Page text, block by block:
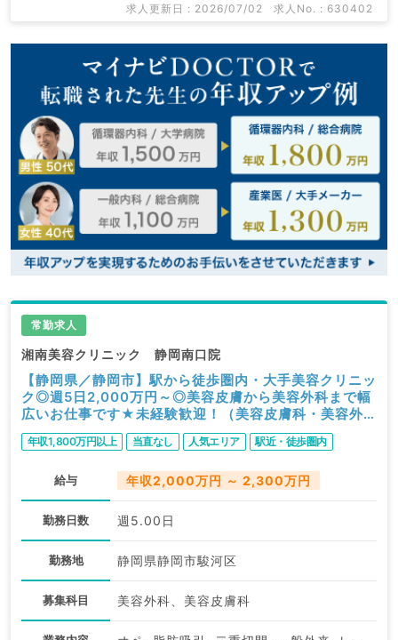
求人更新日 : 2026/07/02 求人No. : 630402
常勤求人
湘南美容クリニック 静岡南口院
【静岡県／静岡市】駅から徒歩圏内・大手美容クリニッ
ク◎週5日2,000万円～◎美容皮膚から美容外科まで幅
広いお仕事です★未経験歓迎！（美容皮膚科・美容外
科／常勤）
年収1,800万円以上 当直なし 人気エリア 駅近・徒歩圏内
給与 年収2,000万円 ～ 2,300万円
勤務日数 週5.00日
勤務地 静岡県静岡市駿河区
募集科目 美容外科、美容皮膚科